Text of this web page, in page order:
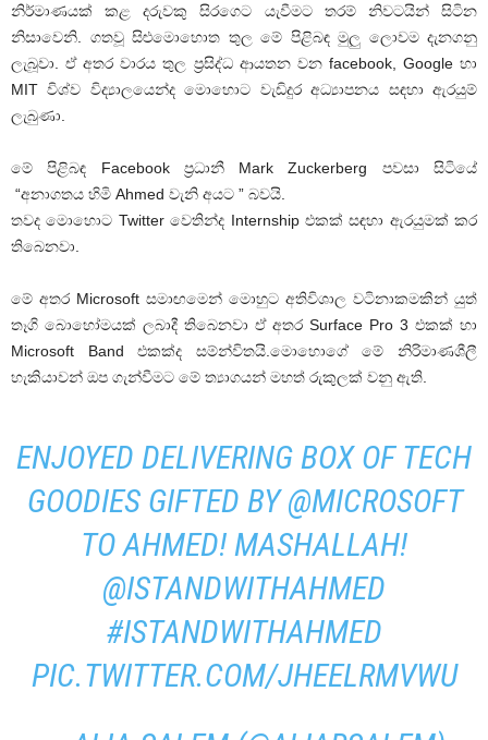
නිර්මාණයක් කළ දරුවකු සිරගෙට යැවීමට තරම් නිවටයින් සිටින
නිසාවෙනි. ගතවූ සිළුමොහොත තුල මේ පිළිබඳ මුලු ලොවම දැනගනු
ලැබූවා. ඒ අතර වාරය තුල ප්‍රසිද්ධ ආයතන වන facebook, Google හා
MIT විශ්ව විද්‍යාලයෙන්ද මොහොට වැඩිදුර අධ්‍යාපනය සඳහා ඇරයුම්
ලැබුණා.
මේ පිළිබඳ Facebook ප්‍රධානී Mark Zuckerberg පවසා සිටියේ
“අනාගතය හිමි Ahmed වැනි අයට ” බවයි.
තවද මොහොට Twitter වෙතින්ද Internship එකක් සඳහා ඇරයුමක් කර
තිබෙනවා.
මේ අතර Microsoft සමාඟමෙන් මොහුට අතිවිශාල වටිනාකමකින් යුත්
තෑගි බොහෝමයක් ලබාදී තිබෙනවා ඒ අතර Surface Pro 3 එකක් හා
Microsoft Band එකක්ද සම්න්විතයි.මොහොගේ මේ නිරිමාණශීලී
හැකියාවන් ඔප ගැන්වීමට මේ ත්‍යාගයන් මහත් රුකුලක් වනු ඇති.
ENJOYED DELIVERING BOX OF TECH
GOODIES GIFTED BY@MICROSOFT
TO AHMED! MASHALLAH!
@ISTANDWITHAHMED
#ISTANDWITHAHMED
PIC.TWITTER.COM/JHEELRMVWU